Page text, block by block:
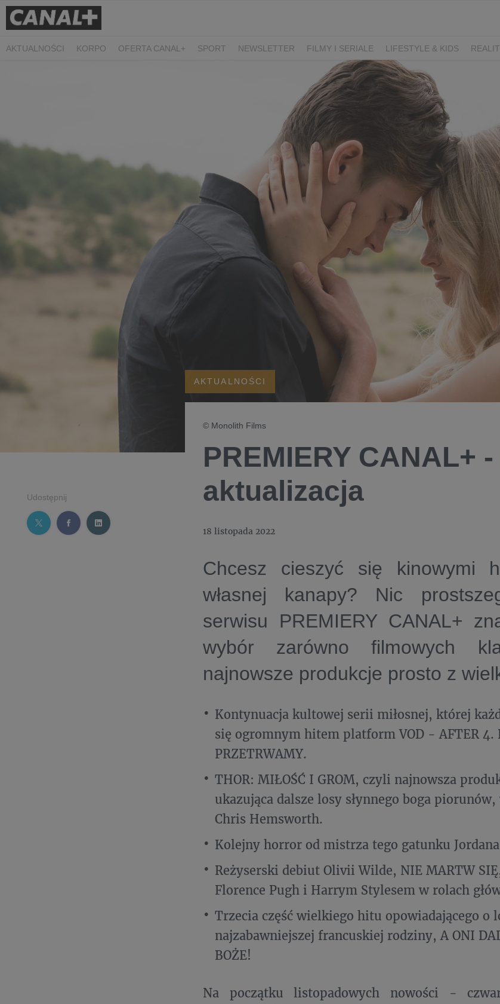
AKTUALNOŚCI KORPO OFERTA CANAL+ SPORT NEWSLETTER FILMY I SERIALE LIFESTYLE & KIDS
KIEDY ŚLUB? BELFER SORTOWNIA
LIFESTYLE
Udostępnij
AKTUALNOŚCI
© Monolith Films
PREMIERY CANAL+
aktualizacja
18 listopada 2022
Chcesz cieszyć się kinowymi
własnej kanapy? Nic
serwisu PREMIERY CANAL+
wybór zarówno filmowych
najnowsze produkcje prosto z
Kontynuacja kultowej serii miłosnej, której
się ogromnym hitem platform VOD - AFTER 4.
PRZETRWAMY.
THOR: MIŁOŚĆ I GROM, czyli najnowsza
ukazująca dalsze losy słynnego boga
Chris Hemsworth.
Kolejny horror od mistrza tego gatunku
Reżyserski debiut Olivii Wilde, NIE MARTW
Florence Pugh i Harrym Stylesem w rolach
Trzecia część wielkiego hitu opowiadającego o
najzabawniejszej francuskiej rodziny, A ONI
BOŻE!
Na początku listopadowych nowości -